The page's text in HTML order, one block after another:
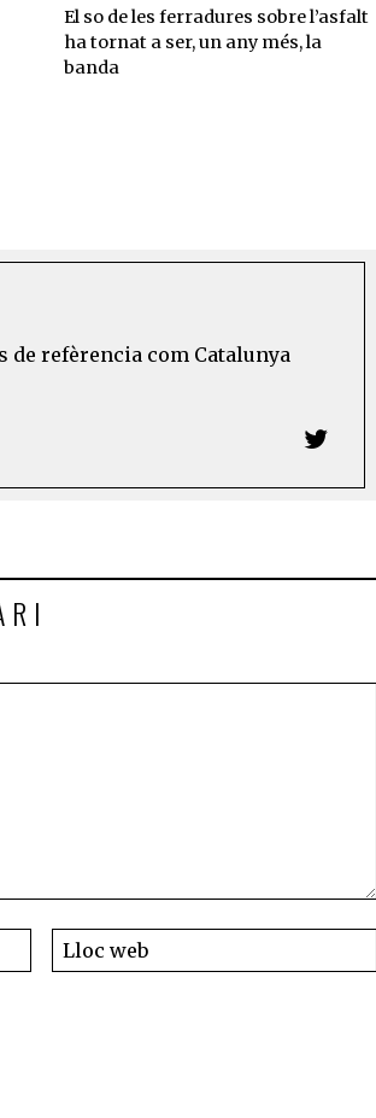
El so de les ferradures sobre l’asfalt
ha tornat a ser, un any més, la
banda
refèrencia com Catalunya